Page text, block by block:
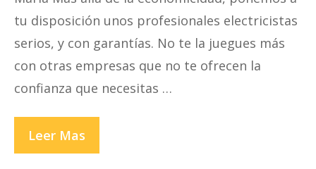
tu disposición unos profesionales electricistas
serios, y con garantías. No te la juegues más
con otras empresas que no te ofrecen la
confianza que necesitas …
Leer Mas
EN